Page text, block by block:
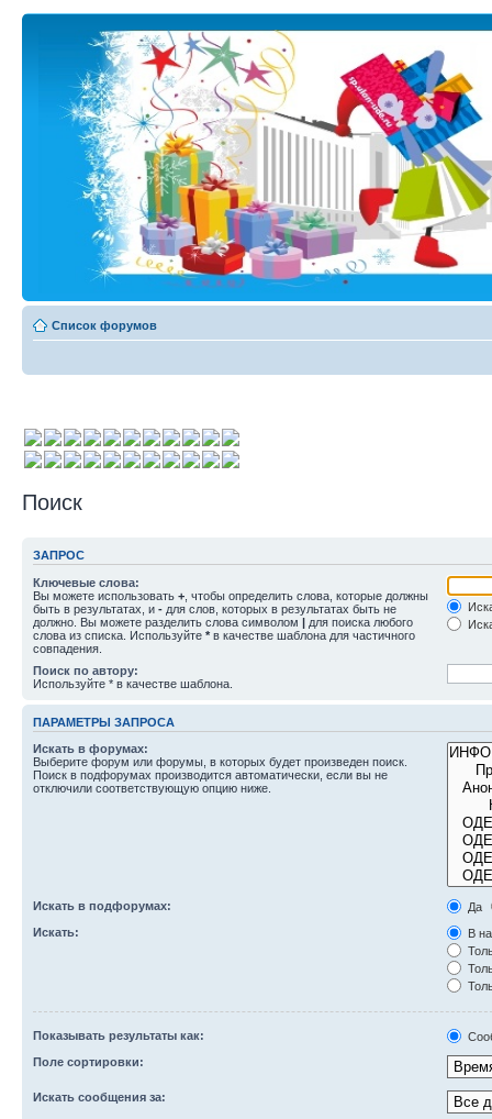
Список форумов
Поиск
ЗАПРОС
Ключевые слова:
Вы можете использовать + , чтобы определить слова, которые должны
быть в результатах, и - для слов, которых в результатах быть не
должно. Вы можете разделить слова символом | для поиска любого
слова из списка. Используйте * в качестве шаблона для частичного
совпадения.
Поиск по автору:
Используйте * в качестве шаблона.
ПАРАМЕТРЫ ЗАПРОСА
Искать в форумах:
Выберите форум или форумы, в которых будет произведен поиск.
Поиск в подфорумах производится автоматически, если вы не
отключили соответствующую опцию ниже.
Искать в подфорумах:
Да
Искать:
В
Показывать результаты как:
Поле сортировки:
Искать сообщения за: